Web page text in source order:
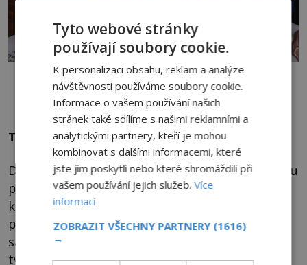
Erich von Däniken tvrdil, že až 80 procent staveb a tajů Starověkého
Egypta stále leží pod pískem… Foto: Michal Maňas / Wikimedia
commons – CC BY 3.0
Tajemství Velké pyramidy
Další záhada se má ukrývat hluboko pod Velkou
pyramidou. Podle Dänikena se zde nachází
komora se sedmi sarkofágy a ještě níže
podzemní jezírko s jediným obrovským
sarkofágem.„Údajně prázdným,“ dodával s
typickou ironií.
Tyto webové stránky
používají soubory cookie.
K personalizaci obsahu, reklam a analýze
návštěvnosti používáme soubory cookie.
Informace o vašem používání našich
stránek také sdílíme s našimi reklamními a
analytickými partnery, kteří je mohou
kombinovat s dalšími informacemi, které
jste jim poskytli nebo které shromáždili při
vašem používání jejich služeb.Více
informací
ZOBRAZIT VŠECHNY PARTNERY (1616)
→